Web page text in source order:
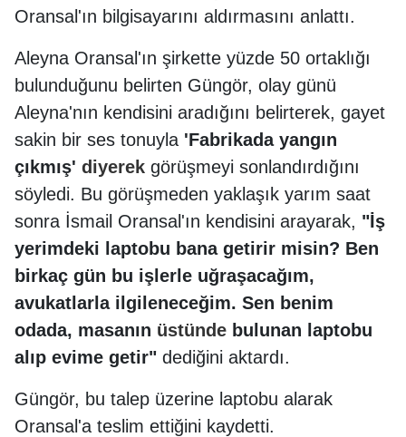
Oransal'ın bilgisayarını aldırmasını anlattı.
Aleyna Oransal'ın şirkette yüzde 50 ortaklığı
bulunduğunu belirten Güngör, olay günü
Aleyna'nın kendisini aradığını belirterek, gayet
sakin bir ses tonuyla 'Fabrikada yangın
çıkmış' diyerek görüşmeyi sonlandırdığını
söyledi. Bu görüşmeden yaklaşık yarım saat
sonra İsmail Oransal'ın kendisini arayarak, "İş
yerimdeki laptobu bana getirir misin? Ben
birkaç gün bu işlerle uğraşacağım,
avukatlarla ilgileneceğim. Sen benim
odada, masanın üstünde bulunan laptobu
alıp evime getir" dediğini aktardı.
Güngör, bu talep üzerine laptobu alarak
Oransal'a teslim ettiğini kaydetti.